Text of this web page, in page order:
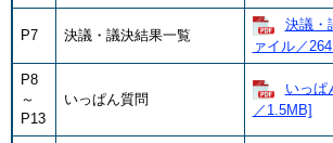
P7 決議・議決結果一覧
決議・
ァイル／
P8
～
P13
いっぱん質問
いっぱ
／1.5MB]